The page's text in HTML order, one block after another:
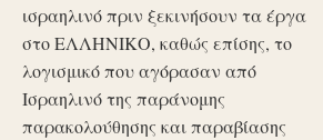
ισραηλινό πριν ξεκινήσουν τα έργα
στο ΕΛΛΗΝΙΚΟ, καθώς επίσης, το
λογισμικό που αγόρασαν από
Ισραηλινό της παράνομης
παρακολούθησης και παραβίασης